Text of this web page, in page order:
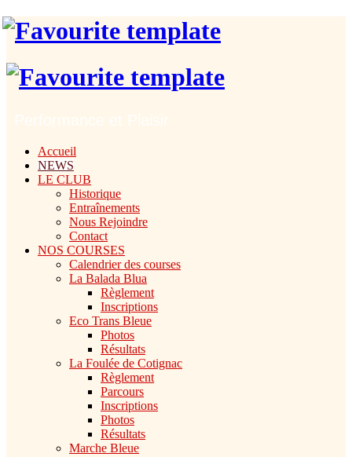
Accueil
NEWS
LE CLUB
Historique
Entraînements
Nous Rejoindre
Contact
NOS COURSES
Calendrier des courses
La Balada Blua
Règlement
Inscriptions
Eco Trans Bleue
Photos
Résultats
La Foulée de Cotignac
Règlement
Parcours
Inscriptions
Photos
Résultats
Marche Bleue